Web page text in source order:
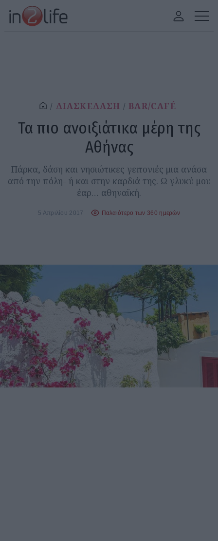
ΔΙΑΣΚΕΔΑΣΗ BAR/CAFÉ
Τα πιο ανοιξιάτικα μέρη της
Αθήνας
Πάρκα, δάση και νησιώτικες γειτονιές μια ανάσα
από την πόλη- ή και στην καρδιά της. Ω γλυκύ μου
έαρ… αθηναϊκή.
5 Απριλίου 2017 Παλαιότερο των 360 ημερών